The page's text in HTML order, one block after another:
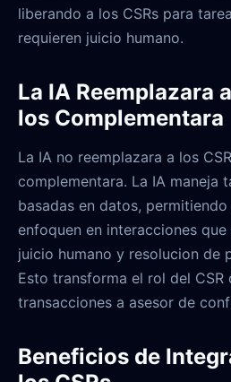
liberando a los CSRs para
requieren juicio humano.
La IA Reemplazara
los Complementara
La IA no reemplazara a los
complementara. La IA maneja
basadas en datos, permitiendo
enfoquen en interacciones
juicio humano y resolucion de
Esto transforma el rol del
transacciones a asesor de
Beneficios de